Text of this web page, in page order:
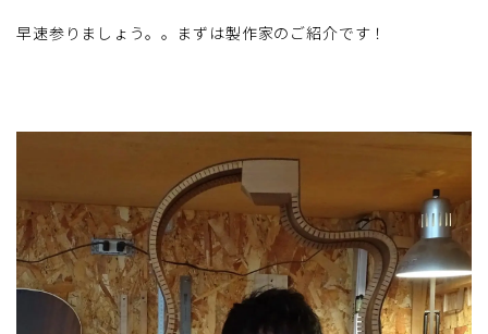
早速参りましょう。。まずは製作家のご紹介です！